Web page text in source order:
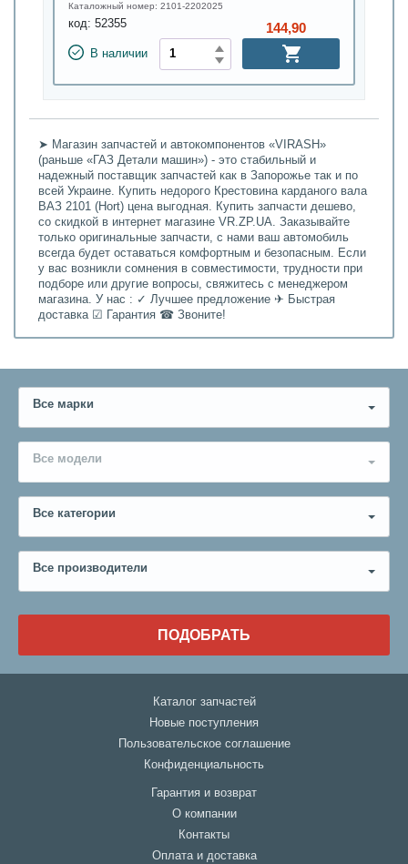
Каталожный номер: 2101-2202025
код: 52355
В наличии
144,90
➤ Магазин запчастей и автокомпонентов «VIRASH»
(раньше «ГАЗ Детали машин») - это стабильный и
надежный поставщик запчастей как в Запорожье так и по
всей Украине. Купить недорого Крестовина карданого вала
ВАЗ 2101 (Hort) цена выгодная. Купить запчасти дешево,
со скидкой в интернет магазине VR.ZP.UA. Заказывайте
только оригинальные запчасти, с нами ваш автомобиль
всегда будет оставаться комфортным и безопасным. Если
у вас возникли сомнения в совместимости, трудности при
подборе или другие вопросы, свяжитесь с менеджером
магазина. У нас : ✓ Лучшее предложение ✈ Быстрая
доставка ☑ Гарантия ☎ Звоните!
Все марки
Все модели
Все категории
Все производители
ПОДОБРАТЬ
Каталог запчастей
Новые поступления
Пользовательское соглашение
Конфиденциальность
Гарантия и возврат
О компании
Контакты
Оплата и доставка